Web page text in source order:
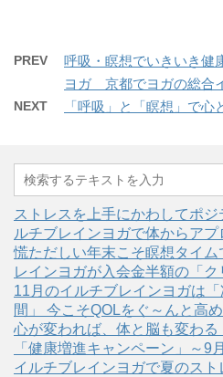
PREV
呼吸・瞑想でいきいき健
ヨガ 京都でヨガの総合
NEXT 「呼吸」と「瞑想」で心
ストレスを上手にかわしてポ
ルチブレインヨガで体からアプ
慌ただしい年末こそ瞑想タイ
レインヨガが入会金半額の「ク
11月のイルチブレインヨガは
間」 今こそQOLをぐ～んと高め
心が変われば、体と脳も変わ
「健康増進キャンペーン」～9
イルチブレインヨガで夏のスト